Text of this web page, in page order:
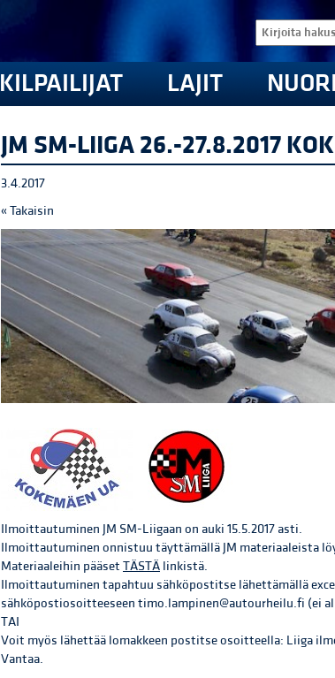
KILPAILIJAT LAJIT
JM SM-LIIGA 26.-27.8.2017
3.4.2017
« Takaisin
Ilmoittautuminen JM SM-Liigaan on auki 15.5.2017 asti.
Ilmoittautuminen onnistuu täyttämällä JM materiaaleista
Materiaaleihin pääset TÄSTÄ linkistä.
Ilmoittautuminen tapahtuu sähköpostitse lähettämällä
sähköpostiosoitteeseen timo.lampinen@autourheilu.fi (ei
TAI
Voit myös lähettää lomakkeen postitse osoitteella: Liiga
Vantaa.